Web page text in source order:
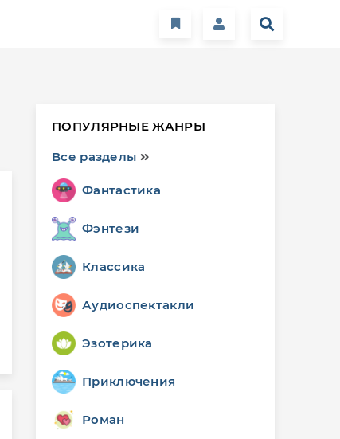
ПОПУЛЯРНЫЕ ЖАНРЫ
Все разделы
Фантастика
Фэнтези
Классика
Аудиоспектакли
Эзотерика
Приключения
Роман